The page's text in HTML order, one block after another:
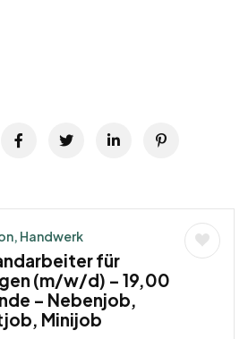
Handwerk
für
(m/w/d) – 19,00
– Nebenjob,
Minijob